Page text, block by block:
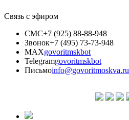
Связь с эфиром
СМС+7 (925) 88-88-948
Звонок+7 (495) 73-73-948
MAXgovoritmskbot
Telegramgovoritmskbot
Письмоinfo@govoritmoskva.ru